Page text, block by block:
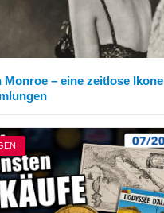
Monroe – eine zeitlose Ikone